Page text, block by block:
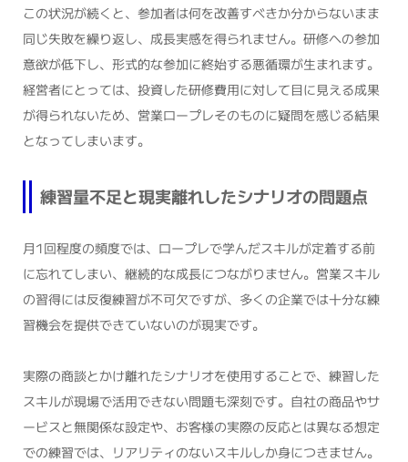
この状況が続くと、参加者は何を改善すべきか分からないまま
同じ失敗を繰り返し、成長実感を得られません。研修への参加
意欲が低下し、形式的な参加に終始する悪循環が生まれます。
経営者にとっては、投資した研修費用に対して目に見える成果
が得られないため、営業ロープレそのものに疑問を感じる結果
となってしまいます。
練習量不足と現実離れしたシナリオの問題点
月1回程度の頻度では、ロープレで学んだスキルが定着する前
に忘れてしまい、継続的な成長につながりません。営業スキル
の習得には反復練習が不可欠ですが、多くの企業では十分な練
習機会を提供できていないのが現実です。
実際の商談とかけ離れたシナリオを使用することで、練習した
スキルが現場で活用できない問題も深刻です。自社の商品やサ
ービスと無関係な設定や、お客様の実際の反応とは異なる想定
での練習では、リアリティのないスキルしか身につきません。